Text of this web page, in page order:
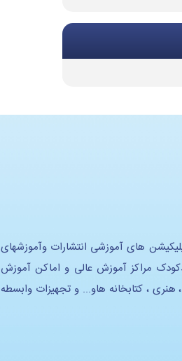
ورزشی
زبان
و سرگرمی
و سرگرمی
سازی
های آموزشی انتشارات وآموزشهای
مراکز آموزش عالی و اماکن آموزش
هنری ، کتابخانه هاو... و تجهیزات وابسطه